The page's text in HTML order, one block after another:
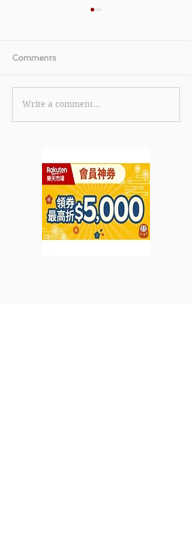
【中國移動CMHK 光纖寬
頻1月2021優惠】1000M
(優惠至2021年1月31日)
Comments
Write a comment...